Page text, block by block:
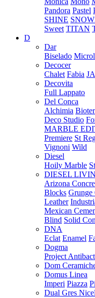
Pandora Pastel
SHINE
Sweet TITAN
D
Dar
Biselado
Decocer
Chalet Fabia
Decovita
Full Lappato
Del Conca
Alchimia
Deco Studio
MARBLE
Premiere St
Vignoni Wild
Diesel
Hoily Marble
DIESEL
Arizona
Blocks Grunge
Leather
Mexican
Blind Solid
DNA
Eclat Enamel
Dogma
Project
Dom
Domus Linea
Imperi Piazza
Dual Gres